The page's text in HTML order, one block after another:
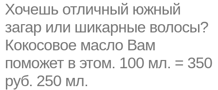
Хочешь отличный южный
загар или шикарные волосы?
Кокосовое масло Вам
поможет в этом. 100 мл. = 350
руб. 250 мл.